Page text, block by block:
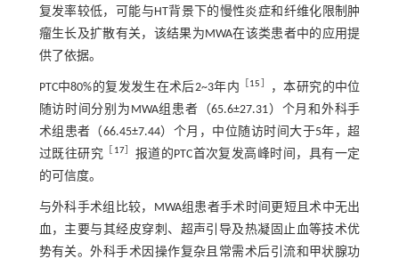
复发率较低，可能与HT背景下的慢性炎症和纤维化限制肿
瘤生长及扩散有关，该结果为MWA在该类患者中的应用提
供了依据。
PTC中80%的复发发生在术后2~3年内 15
，本研究的中位
随访时间分别为MWA组患者（65.6±27.31）个月和外科手
术组患者（66.45±7.44）个月，中位随访时间大于5年，超
过既往研究
17］ 报道的PTC首次复发高峰时间，具有一定
的可信度。
与外科手术组比较，MWA组患者手术时间更短且术中无出
血，主要与其经皮穿刺、超声引导及热凝固止血等技术优
势有关。外科手术因操作复杂且常需术后引流和甲状腺功